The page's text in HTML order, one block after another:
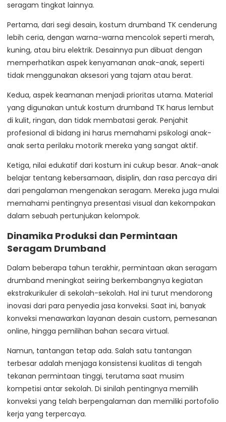
seragam tingkat lainnya.
Pertama, dari segi desain, kostum drumband TK cenderung
lebih ceria, dengan warna-warna mencolok seperti merah,
kuning, atau biru elektrik. Desainnya pun dibuat dengan
memperhatikan aspek kenyamanan anak-anak, seperti
tidak menggunakan aksesori yang tajam atau berat.
Kedua, aspek keamanan menjadi prioritas utama. Material
yang digunakan untuk kostum drumband TK harus lembut
di kulit, ringan, dan tidak membatasi gerak. Penjahit
profesional di bidang ini harus memahami psikologi anak-
anak serta perilaku motorik mereka yang sangat aktif.
Ketiga, nilai edukatif dari kostum ini cukup besar. Anak-anak
belajar tentang kebersamaan, disiplin, dan rasa percaya diri
dari pengalaman mengenakan seragam. Mereka juga mulai
memahami pentingnya presentasi visual dan kekompakan
dalam sebuah pertunjukan kelompok.
Dinamika Produksi dan Permintaan
Seragam Drumband
Dalam beberapa tahun terakhir, permintaan akan seragam
drumband meningkat seiring berkembangnya kegiatan
ekstrakurikuler di sekolah-sekolah. Hal ini turut mendorong
inovasi dari para penyedia jasa konveksi. Saat ini, banyak
konveksi menawarkan layanan desain custom, pemesanan
online, hingga pemilihan bahan secara virtual.
Namun, tantangan tetap ada. Salah satu tantangan
terbesar adalah menjaga konsistensi kualitas di tengah
tekanan permintaan tinggi, terutama saat musim
kompetisi antar sekolah. Di sinilah pentingnya memilih
konveksi yang telah berpengalaman dan memiliki portofolio
kerja yang terpercaya.